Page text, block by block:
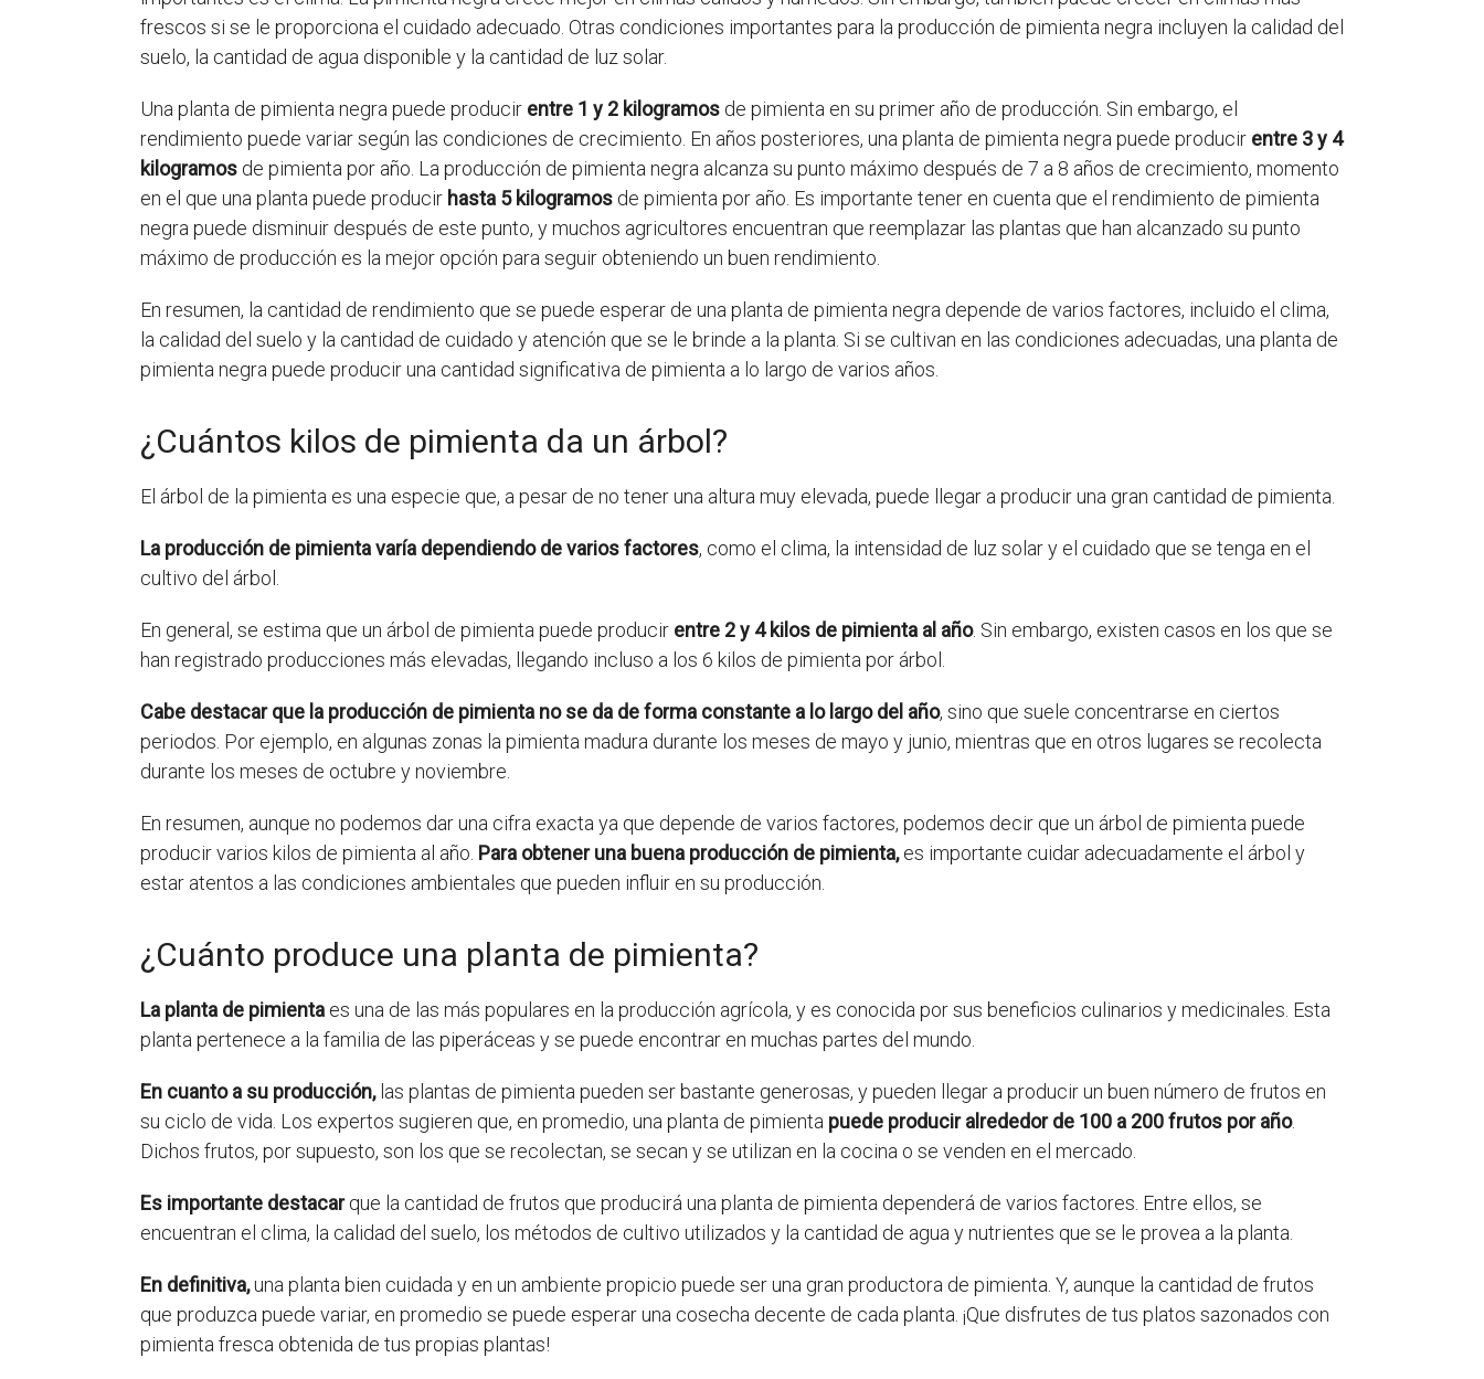
frescos si se le proporciona el cuidado adecuado. Otras condiciones importantes para la producción de pimienta negra incluyen la calidad del
suelo, la cantidad de agua disponible y la cantidad de luz solar.
Una planta de pimienta negra puede producir entre 1 y 2 kilogramos de pimienta en su primer año de producción. Sin embargo, el
rendimiento puede variar según las condiciones de crecimiento. En años posteriores, una planta de pimienta negra puede producir entre 3 y 4
kilogramos de pimienta por año. La producción de pimienta negra alcanza su punto máximo después de 7 a 8 años de crecimiento, momento
en el que una planta puede producir hasta 5 kilogramos de pimienta por año. Es importante tener en cuenta que el rendimiento de pimienta
negra puede disminuir después de este punto, y muchos agricultores encuentran que reemplazar las plantas que han alcanzado su punto
máximo de producción es la mejor opción para seguir obteniendo un buen rendimiento.
En resumen, la cantidad de rendimiento que se puede esperar de una planta de pimienta negra depende de varios factores, incluido el clima,
la calidad del suelo y la cantidad de cuidado y atención que se le brinde a la planta. Si se cultivan en las condiciones adecuadas, una planta de
pimienta negra puede producir una cantidad significativa de pimienta a lo largo de varios años.
¿Cuántos kilos de pimienta da un árbol?
El árbol de la pimienta es una especie que, a pesar de no tener una altura muy elevada, puede llegar a producir una gran cantidad de pimienta.
La producción de pimienta varía dependiendo de varios factores, como el clima, la intensidad de luz solar y el cuidado que se tenga en el
cultivo del árbol.
En general, se estima que un árbol de pimienta puede producir entre 2 y 4 kilos de pimienta al año. Sin embargo, existen casos en los que se
han registrado producciones más elevadas, llegando incluso a los 6 kilos de pimienta por árbol.
Cabe destacar que la producción de pimienta no se da de forma constante a lo largo del año, sino que suele concentrarse en ciertos
periodos. Por ejemplo, en algunas zonas la pimienta madura durante los meses de mayo y junio, mientras que en otros lugares se recolecta
durante los meses de octubre y noviembre.
En resumen, aunque no podemos dar una cifra exacta ya que depende de varios factores, podemos decir que un árbol de pimienta puede
producir varios kilos de pimienta al año. Para obtener una buena producción de pimienta,es importante cuidar adecuadamente el árbol y
estar atentos a las condiciones ambientales que pueden influir en su producción.
¿Cuánto produce una planta de pimienta?
La planta de pimienta es una de las más populares en la producción agrícola, y es conocida por sus beneficios culinarios y medicinales. Esta
planta pertenece a la familia de las piperáceas y se puede encontrar en muchas partes del mundo.
En cuanto a su producción,las plantas de pimienta pueden ser bastante generosas, y pueden llegar a producir un buen número de frutos en
su ciclo de vida. Los expertos sugieren que, en promedio, una planta de pimienta puede producir alrededor de 100 a 200 frutos por año.
Dichos frutos, por supuesto, son los que se recolectan, se secan y se utilizan en la cocina o se venden en el mercado.
Es importante destacarque la cantidad de frutos que producirá una planta de pimienta dependerá de varios factores. Entre ellos, se
encuentran el clima, la calidad del suelo, los métodos de cultivo utilizados y la cantidad de agua y nutrientes que se le provea a la planta.
En definitiva,una planta bien cuidada y en un ambiente propicio puede ser una gran productora de pimienta. Y, aunque la cantidad de frutos
que produzca puede variar, en promedio se puede esperar una cosecha decente de cada planta. ¡Que disfrutes de tus platos sazonados con
pimienta fresca obtenida de tus propias plantas!